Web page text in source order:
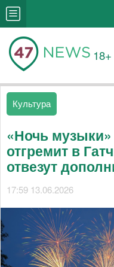
18+
Культура
«Ночь
отгремит в
отвезут
17:59 13.06.2026